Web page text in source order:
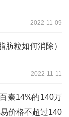
2022-11-09
肪粒如何消除）
2022-11-11
秦14%的140万
价格不超过140